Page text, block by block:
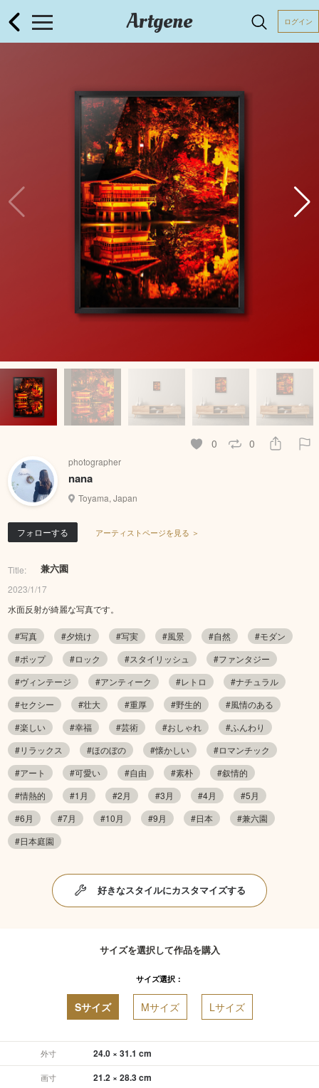
Artgene ログイン
0 0
photographer
nana
Toyama, Japan
フォローする アーティストページを見る ＞
Title: 兼六園
2023/1/17
水面反射が綺麗な写真です。
#写真 #夕焼け #写実 #風景 #自然
#モダン
#ポップ
#ロック #スタイリッシュ
#ファンタジー
#ヴィンテージ
#アンティーク #レトロ
#ナチュラル
#セクシー
#壮大 #重厚 #野生的
#風情のある
#楽しい
#幸福 #芸術 #おしゃれ
#ふんわり
#リラックス
#ほのぼの #懐かしい
#ロマンチック
#アート
#可愛い #自由 #素朴
#叙情的
#情熱的
#1月 #2月 #3月 #4月
#5月
#6月
#7月 #10月 #9月 #日本
#兼六園
#日本庭園
好きなスタイルにカスタマイズする
サイズを選択して作品を購入
サイズ選択：
Sサイズ Mサイズ Lサイズ
外寸 24.0 × 31.1 cm
画寸 21.2 × 28.3 cm